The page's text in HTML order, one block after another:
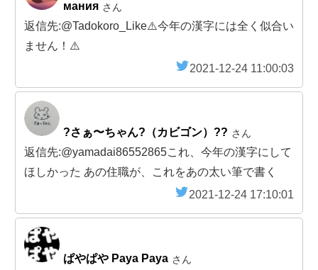
мания さん
返信先:@Tadokoro_Like⚠️今年の漢字には全く似合い
ません！⚠️
2021-12-24 11:00:03
?さぁ〜ちゃん?（カビゴン）?? さん
返信先:@yamadai86552865これ、今年の漢字にして
ほしかった あの住職が、これをあの太い筆で書く
2021-12-24 17:10:01
ぱやぱや Paya Paya さん